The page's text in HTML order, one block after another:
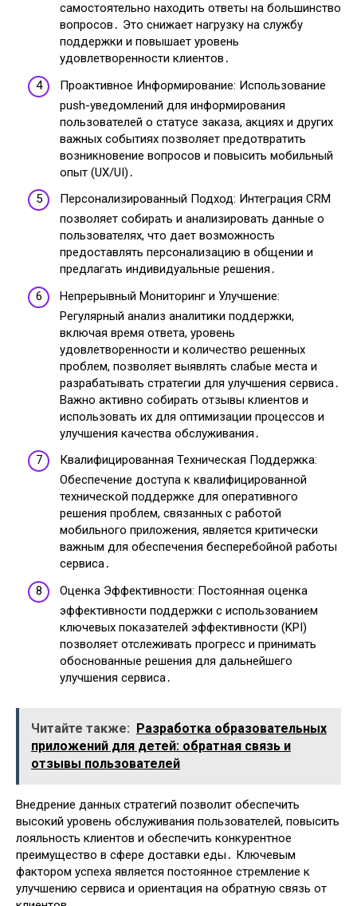
самостоятельно находить ответы на большинство
вопросов․ Это снижает нагрузку на службу
поддержки и повышает уровень
удовлетворенности клиентов․
Проактивное Информирование: Использование
push-уведомлений для информирования
пользователей о статусе заказа, акциях и других
важных событиях позволяет предотвратить
возникновение вопросов и повысить мобильный
опыт (UX/UI)․
Персонализированный Подход: Интеграция CRM
позволяет собирать и анализировать данные о
пользователях, что дает возможность
предоставлять персонализацию в общении и
предлагать индивидуальные решения․
Непрерывный Мониторинг и Улучшение:
Регулярный анализ аналитики поддержки,
включая время ответа, уровень
удовлетворенности и количество решенных
проблем, позволяет выявлять слабые места и
разрабатывать стратегии для улучшения сервиса․
Важно активно собирать отзывы клиентов и
использовать их для оптимизации процессов и
улучшения качества обслуживания․
Квалифицированная Техническая Поддержка:
Обеспечение доступа к квалифицированной
технической поддержке для оперативного
решения проблем, связанных с работой
мобильного приложения, является критически
важным для обеспечения бесперебойной работы
сервиса․
Оценка Эффективности: Постоянная оценка
эффективности поддержки с использованием
ключевых показателей эффективности (KPI)
позволяет отслеживать прогресс и принимать
обоснованные решения для дальнейшего
улучшения сервиса․
Читайте также: Разработка образовательных
приложений для детей: обратная связь и
отзывы пользователей
Внедрение данных стратегий позволит обеспечить
высокий уровень обслуживания пользователей, повысить
лояльность клиентов и обеспечить конкурентное
преимущество в сфере доставки еды․ Ключевым
фактором успеха является постоянное стремление к
улучшению сервиса и ориентация на обратную связь от